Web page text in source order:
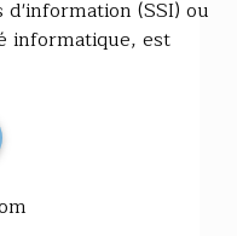
(SSI) ou
informatique, est